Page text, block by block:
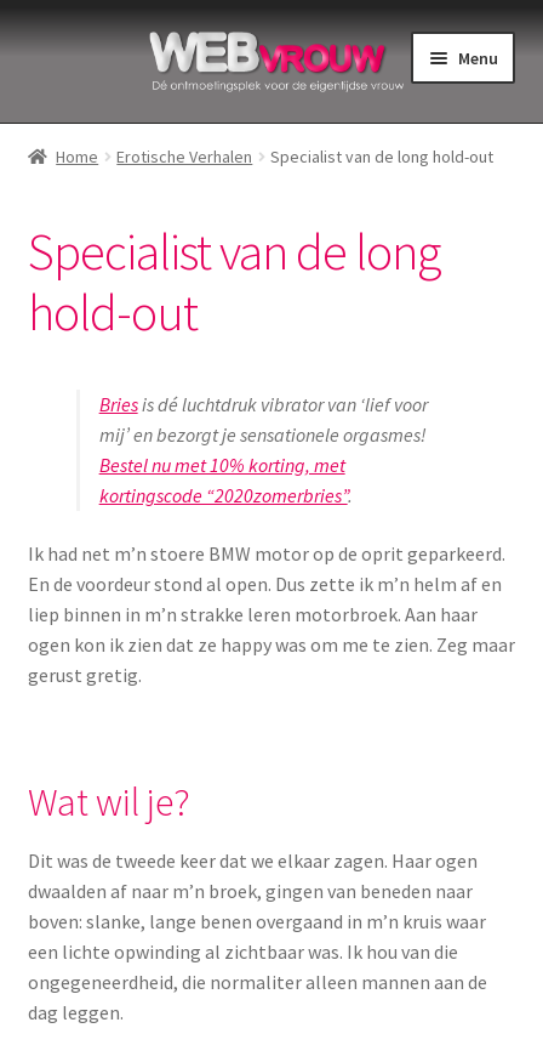
Ga
Ga
Menu
Home
Intiemverzorging
Menstruatiedisks
Menstruatieondergoed
Menstruatiepijn
Menstruatiesponsjes
Seksualiteit
Verzorgingsproducten
Wasbaar maandverband
Wasbare zoogcompressen
Oefenbroekjes – zindelijkheidstraining
Home Erotische Verhalen Specialist van de long hold-out
Specialist van de long
hold-out
Briesis dé luchtdruk vibrator van ‘lief voor
mij’ en bezorgt je sensationele orgasmes!
Bestel nu met 10% korting, met
kortingscode “2020zomerbries”.
Ik had net m’n stoere BMW motor op de oprit geparkeerd.
En de voordeur stond al open. Dus zette ik m’n helm af en
liep binnen in m’n strakke leren motorbroek. Aan haar
ogen kon ik zien dat ze happy was om me te zien. Zeg maar
gerust gretig.
Wat wil je?
Dit was de tweede keer dat we elkaar zagen. Haar ogen
dwaalden af naar m’n broek, gingen van beneden naar
boven: slanke, lange benen overgaand in m’n kruis waar
een lichte opwinding al zichtbaar was. Ik hou van die
ongegeneerdheid, die normaliter alleen mannen aan de
dag leggen.